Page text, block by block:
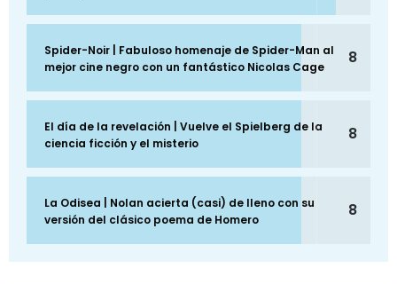
Spider-Noir | Fabuloso homenaje de Spider-Man al
mejor cine negro con un fantástico Nicolas Cage
8
El día de la revelación | Vuelve el Spielberg de la
ciencia ficción y el misterio
8
La Odisea | Nolan acierta (casi) de lleno con su
versión del clásico poema de Homero
8